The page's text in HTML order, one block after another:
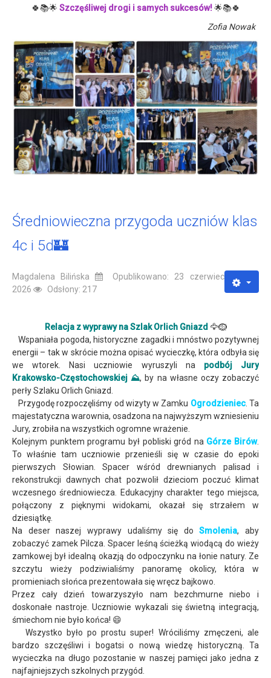
🍀📚🌟 Szczęśliwej drogi i samych sukcesów!🌟📚🍀
Zofia Nowak
Średniowieczna przygoda uczniów klas
4c i 5d🏰
Magdalena Bilińska
Opublikowano: 23 czerwiec
2026
Odsłony: 217
Relacja z wyprawy na Szlak Orlich Gniazd 🦅🪹
Wspaniała pogoda, historyczne zagadki i mnóstwo pozytywnej
energii – tak w skrócie można opisać wycieczkę, która odbyła się
we wtorek. Nasi uczniowie wyruszyli na podbój Jury
Krakowsko-Częstochowskiej ⛰️, by na własne oczy zobaczyć
perły Szlaku Orlich Gniazd.
Przygodę rozpoczęliśmy od wizyty w Zamku Ogrodzieniec. Ta
majestatyczna warownia, osadzona na najwyższym wzniesieniu
Jury, zrobiła na wszystkich ogromne wrażenie.
Kolejnym punktem programu był pobliski gród na Górze Birów.
To właśnie tam uczniowie przenieśli się w czasie do epoki
pierwszych Słowian. Spacer wśród drewnianych palisad i
rekonstrukcji dawnych chat pozwolił dzieciom poczuć klimat
wczesnego średniowiecza. Edukacyjny charakter tego miejsca,
połączony z pięknymi widokami, okazał się strzałem w
dziesiątkę.
Na deser naszej wyprawy udaliśmy się doSmolenia, aby
zobaczyć zamek Pilcza. Spacer leśną ścieżką wiodącą do wieży
zamkowej był idealną okazją do odpoczynku na łonie natury. Ze
szczytu wieży podziwialiśmy panoramę okolicy, która w
promieniach słońca prezentowała się wręcz bajkowo.
Przez cały dzień towarzyszyło nam bezchmurne niebo i
doskonałe nastroje. Uczniowie wykazali się świetną integracją,
śmiechom nie było końca! 😄
Wszystko było po prostu super! Wróciliśmy zmęczeni, ale
bardzo szczęśliwi i bogatsi o nową wiedzę historyczną. Ta
wycieczka na długo pozostanie w naszej pamięci jako jedna z
najfajniejszych szkolnych przygód.